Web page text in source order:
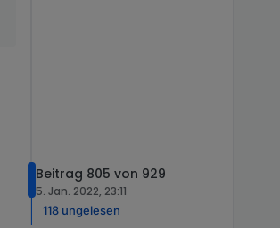
Beitrag 805 von 929
5. Jan. 2022, 23:11
118 ungelesen